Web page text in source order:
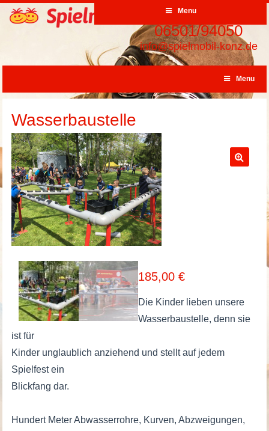
Menu
06501/94050
info@spielmobil-konz.de
Menu
Wasserbaustelle
185,00 €
Die Kinder lieben unsere
Wasserbaustelle, denn sie
ist für
Kinder unglaublich anziehend und stellt auf jedem
Spielfest ein
Blickfang dar.
Hundert Meter Abwasserrohre, Kurven, Abzweigungen,